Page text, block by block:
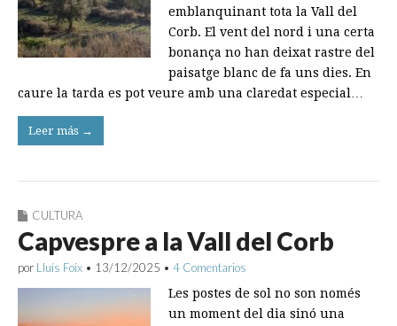
emblanquinant tota la Vall del
Corb. El vent del nord i una certa
bonança no han deixat rastre del
paisatge blanc de fa uns dies. En
caure la tarda es pot veure amb una claredat especial…
Leer más →
CULTURA
Capvespre a la Vall del Corb
por Lluís Foix • 13/12/2025 • 4 Comentarios
Les postes de sol no son només
un moment del dia sinó una